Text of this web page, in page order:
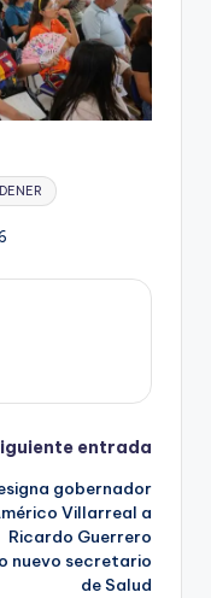
entrada
gobernador
Villarreal a
Ricardo Guerrero
nuevo secretario
de Salud